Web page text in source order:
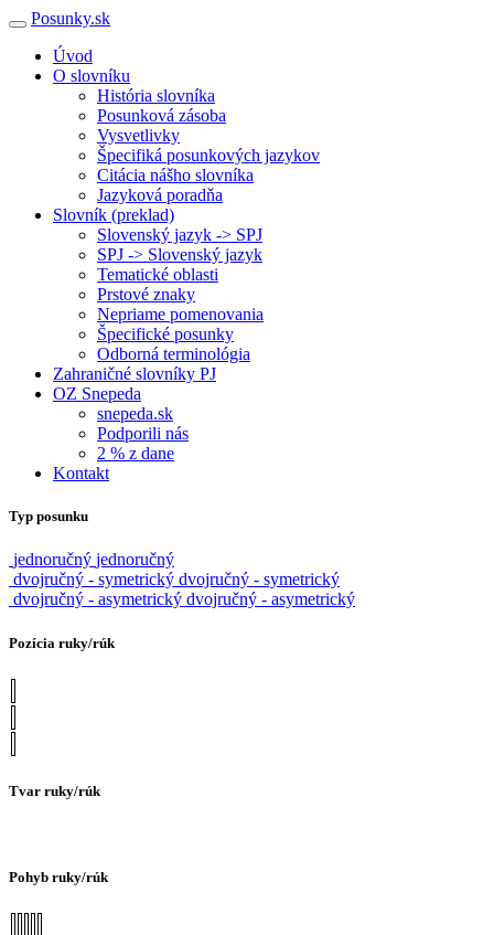
Posunky.sk
Úvod
O slovníku
História slovníka
Posunková zásoba
Vysvetlivky
Špecifiká posunkových jazykov
Citácia nášho slovníka
Jazyková poradňa
Slovník (preklad)
Slovenský jazyk -> SPJ
SPJ -> Slovenský jazyk
Tematické oblasti
Prstové znaky
Nepriame pomenovania
Špecifické posunky
Odborná terminológia
Zahraničné slovníky PJ
OZ Snepeda
snepeda.sk
Podporili nás
2 % z dane
Kontakt
Typ posunku
jednoručný jednoručný
dvojručný - symetrický dvojručný - symetrický
dvojručný - asymetrický dvojručný - asymetrický
Pozícia ruky/rúk
Tvar ruky/rúk
Pohyb ruky/rúk